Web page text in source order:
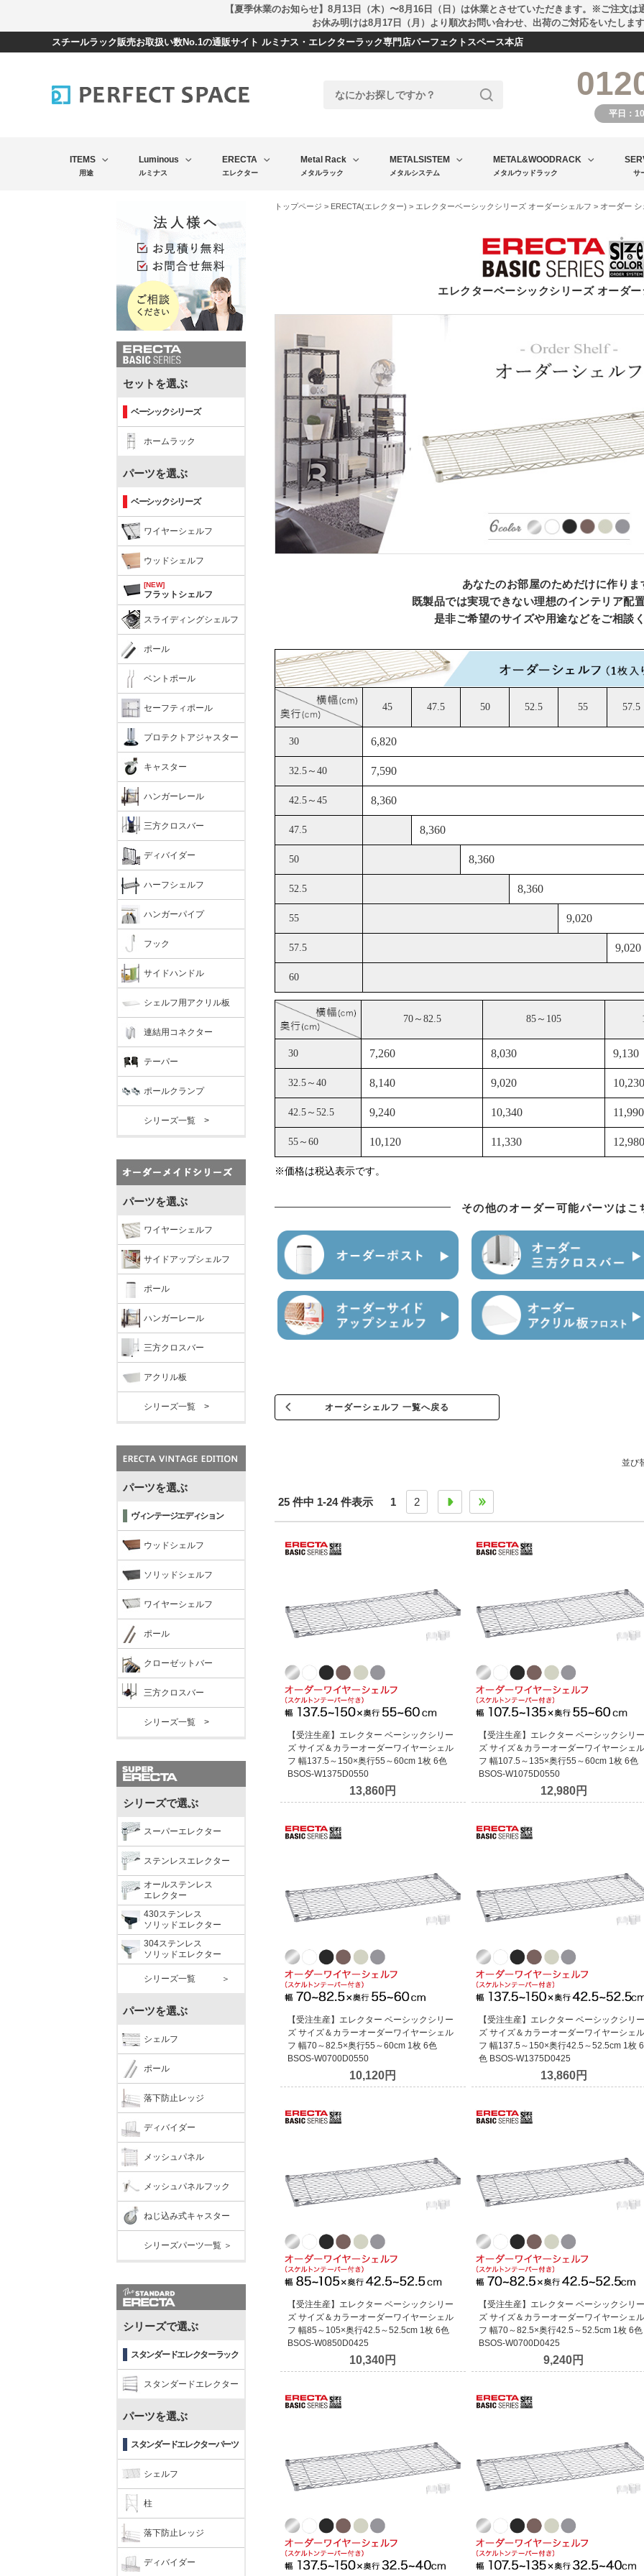
【夏季休業のお知らせ】8月13日（木）〜8月16日（日）は休業とさせていただきます。※ご注文は
お休み明けは8月17日（月）より順次お問い合わせ、出荷のご対応をいたしま
スチールラック販売お取扱い数No.1の通販サイト ルミナス・エレクターラック専門店パーフェクトスペース本店
平日：
ITEMS
用途
Luminous
ルミナス
ERECTA
エレクター
Metal Rack
メタルラック
METALSISTEM
メタルシステム
METAL&WOODRACK
メタルウッドラック サ
セットを選ぶ
ベーシックシリーズ
ホームラック
パーツを選ぶ
ベーシックシリーズ
ワイヤーシェルフ
ウッドシェルフ
[NEW]
フラットシェルフ
スライディングシェルフ
ポール
ベントポール
セーフティポール
プロテクトアジャスター
キャスター
ハンガーレール
三方クロスバー
ディバイダー
ハーフシェルフ
ハンガーパイプ
フック
サイドハンドル
シェルフ用アクリル板
連結用コネクター
テーパー
ポールクランプ
シリーズ一覧 >
パーツを選ぶ
ワイヤーシェルフ
サイドアップシェルフ
ポール
ハンガーレール
三方クロスバー
アクリル板
シリーズ一覧 >
パーツを選ぶ
ヴィンテージエディション
ウッドシェルフ
ソリッドシェルフ
ワイヤーシェルフ
ポール
クローゼットバー
三方クロスバー
シリーズ一覧 >
シリーズで選ぶ
スーパーエレクター
ステンレスエレクター
オールステンレス
エレクター
430ステンレス
ソリッドエレクター
304ステンレス
ソリッドエレクター
シリーズ一覧 ＞
パーツを選ぶ
シェルフ
ポール
落下防止レッジ
ディバイダー
メッシュパネル
メッシュパネルフック
ねじ込み式キャスター
シリーズパーツ一覧 ＞
シリーズで選ぶ
スタンダードエレクターラック
スタンダードエレクター
パーツを選ぶ
スタンダードエレクターパーツ
シェルフ
柱
落下防止レッジ
ディバイダー
トップページ > ERECTA(エレクター) > エレクターベーシックシリーズ オーダーシェルフ > オーダー シ
エレクターベーシックシリーズ オーダ
あなたのお部屋のためだけに作りま
既製品では実現できない理想のインテリア配
是非ご希望のサイズや用途などをご相談
その他のオーダー可能パーツはこ
オーダーシェルフ 一覧へ戻る
並び
25 件中 1-24 件表示 1 2
【受注生産】エレクター ベーシックシリー
ズ サイズ＆カラーオーダーワイヤーシェル
フ 幅137.5～150×奥行55～60cm 1枚 6色
BSOS-W1375D0550
13,860円
【受注生産】エレクター ベーシックシリー
ズ サイズ＆カラーオーダーワイヤーシェル
フ 幅107.5～135×奥行55～60cm 1枚 6色
BSOS-W1075D0550
12,980円
【受注生産】エレクター ベーシックシリー
ズ サイズ＆カラーオーダーワイヤーシェル
フ 幅70～82.5×奥行55～60cm 1枚 6色
BSOS-W0700D0550
10,120円
【受注生産】エレクター ベーシックシリー
ズ サイズ＆カラーオーダーワイヤーシェル
フ 幅137.5～150×奥行42.5～52.5cm 1枚 6
色 BSOS-W1375D0425
13,860円
【受注生産】エレクター ベーシックシリー
ズ サイズ＆カラーオーダーワイヤーシェル
フ 幅85～105×奥行42.5～52.5cm 1枚 6色
BSOS-W0850D0425
10,340円
【受注生産】エレクター ベーシックシリー
ズ サイズ＆カラーオーダーワイヤーシェル
フ 幅70～82.5×奥行42.5～52.5cm 1枚 6色
BSOS-W0700D0425
9,240円